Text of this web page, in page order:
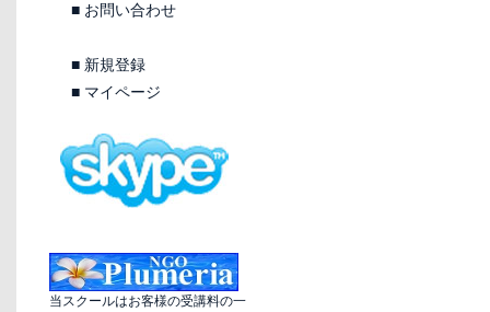
■ お問い合わせ
■ 新規登録
■ マイページ
当スクールはお客様の受講料の一